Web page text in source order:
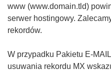
www (www.domain.tld)
serwer hostingowy.
rekordów.
W przypadku Pakietu E-
usuwania rekordu MX